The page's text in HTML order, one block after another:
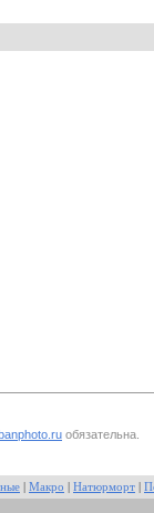
обязательна.
Макро Натюрморт